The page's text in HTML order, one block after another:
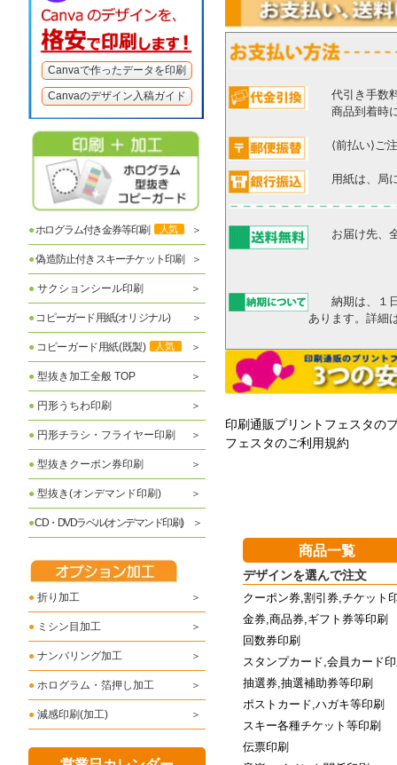
Canvaで作ったデータを印刷
Canvaのデザイン入稿ガイド
●ホログラム付き金券等印刷 人気
●偽造防止付きスキーチケット印刷
● サクションシール印刷
● コピーガード用紙(オリジナル)
● コピーガード用紙(既製) 人気
● 型抜き加工全般 TOP
● 円形うちわ印刷
● 円形チラシ・フライヤー印刷
● 型抜きクーポン券印刷
● 型抜き(オンデマンド印刷)
●CD・DVDラベル(オンデマンド印刷)
● 折り加工
● ミシン目加工
● ナンバリング加工
● ホログラム・箔押し加工
● 減感印刷(加工)
代引き手数料
商品到着時に
⟨前払い⟩ご注
用紙は、局に
お届け先、全
納期は、１日
あります。詳
印刷通販プリントフェスタの
フェスタのご利用規約
商品一覧
デザインを選んで注文
クーポン券,割引券,チケット
金券,商品券,ギフト券等印刷
回数券印刷
スタンプカード,会員カード
抽選券,抽選補助券等印刷
ポストカード,ハガキ等印刷
スキー各種チケット等印刷
伝票印刷